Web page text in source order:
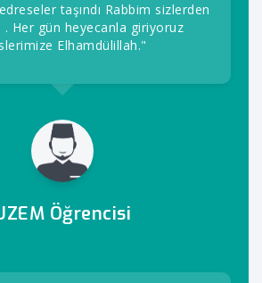
taşındı Rabbim sizlerden
. Her gün heyecanla giriyoruz
Elhamdülillah."
Öğrencisi